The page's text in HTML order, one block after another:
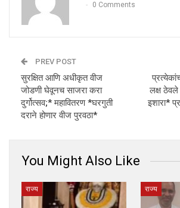
0 Comments
PREV POST
सुरक्षित आणि अधीकृत वीज
जोडणी घेवूनच साजरा करा
दुर्गोत्सव;* महावितरण *घरगुती
दराने होणार वीज पुरवठा*
लक्ष
इशारा*
You Might Also Like
राज्य राज्य